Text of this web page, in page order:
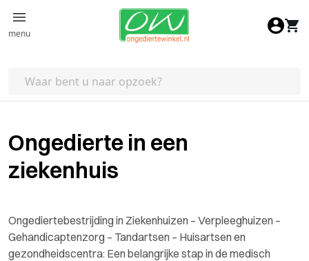
menu
Ongedierte in een
ziekenhuis
Ongediertebestrijding in Ziekenhuizen – Verpleeghuizen –
Gehandicaptenzorg – Tandartsen – Huisartsen en
gezondheidscentra: Een belangrijke stap in de medisch